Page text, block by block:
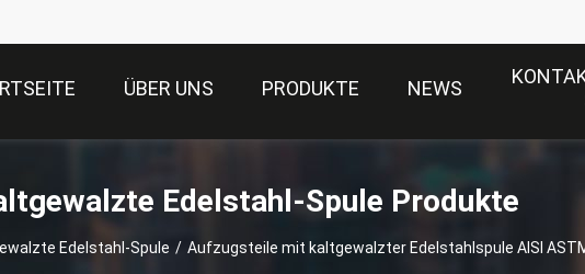
ÜBER UNS PRODUKTE NEWS
Edelstahl-Spule Produkte
Edelstahl-Spule / Aufzugsteile mit kaltgewalzter Edelstahlspule AISI